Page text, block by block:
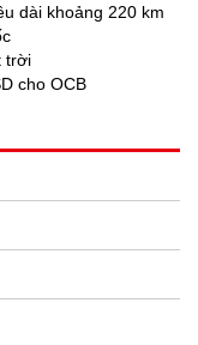
dài khoảng 220 km
trời
cho OCB